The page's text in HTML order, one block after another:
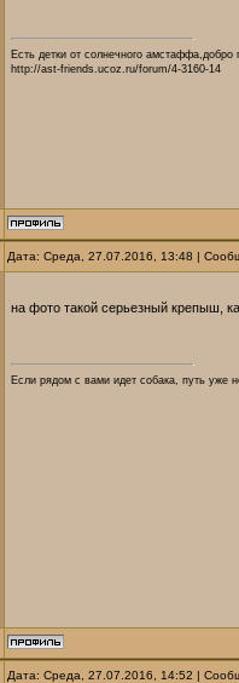
Есть детки от солнечного амстаффа,добро
http://ast-friends.ucoz.ru/forum/4-3160-14
Дата: Среда, 27.07.2016, 13:48 |
на фото такой серьезный крепыш,
Если рядом с вами идет собака, путь уже
Дата: Среда, 27.07.2016, 14:52 |